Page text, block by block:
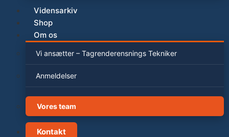
Vidensarkiv
Shop
Om os
Vi ansætter – Tagrenderensnings Tekniker
Anmeldelser
Vores team
Kontakt